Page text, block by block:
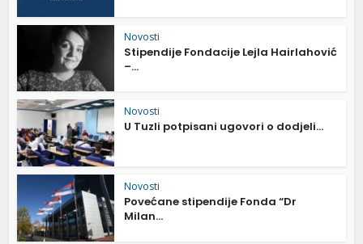
Novosti
Stipendije Fondacije Lejla Hairlahović
–...
Novosti
U Tuzli potpisani ugovori o dodjeli...
Novosti
Povećane stipendije Fonda “Dr
Milan...